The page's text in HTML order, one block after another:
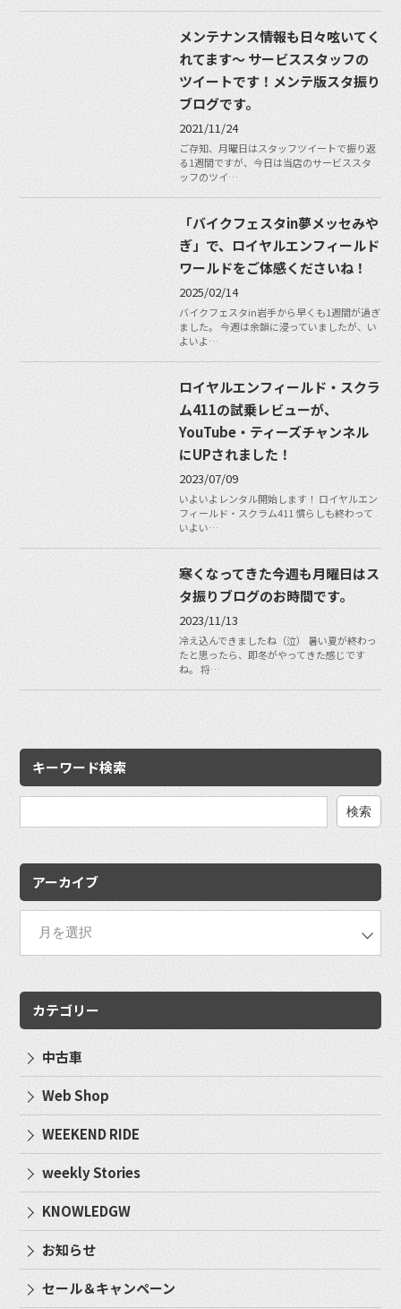
メンテナンス情報も日々呟いてく
れてます〜 サービススタッフの
ツイートです！メンテ版スタ振り
ブログです。
2021/11/24
ご存知、月曜日はスタッフツイートで振り返
る1週間ですが、今日は当店のサービススタ
ッフのツイ…
「バイクフェスタin夢メッセみや
ぎ」で、ロイヤルエンフィールド
ワールドをご体感くださいね！
2025/02/14
バイクフェスタin岩手から早くも1週間が過ぎ
ました。 今週は余韻に浸っていましたが、い
よいよ…
ロイヤルエンフィールド・スクラ
ム411の試乗レビューが、
YouTube・ティーズチャンネル
にUPされました！
2023/07/09
いよいよレンタル開始します！ ロイヤルエン
フィールド・スクラム411 慣らしも終わって
いよい…
寒くなってきた今週も月曜日はス
タ振りブログのお時間です。
2023/11/13
冷え込んできましたね（泣） 暑い夏が終わっ
たと思ったら、即冬がやってきた感じです
ね。 将…
キーワード検索
アーカイブ
カテゴリー
中古車
Web Shop
WEEKEND RIDE
weekly Stories
KNOWLEDGW
お知らせ
セール＆キャンペーン